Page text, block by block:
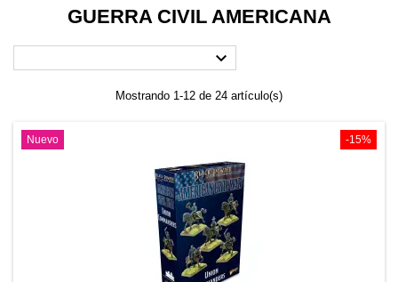
GUERRA CIVIL AMERICANA

Mostrando 1-12 de 24 artículo(s)
-15%
Nuevo